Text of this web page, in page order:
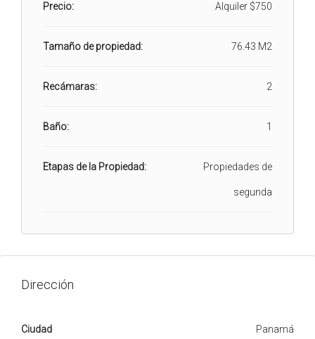
Precio: Alquiler $750
Tamaño de propiedad: 76.43 M2
Recámaras: 2
Baño: 1
Etapas de la Propiedad: Propiedades de
segunda
Dirección
Ciudad Panamá